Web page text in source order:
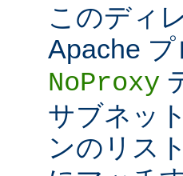
このディ
Apache
NoProxy
サブネッ
ンのリス